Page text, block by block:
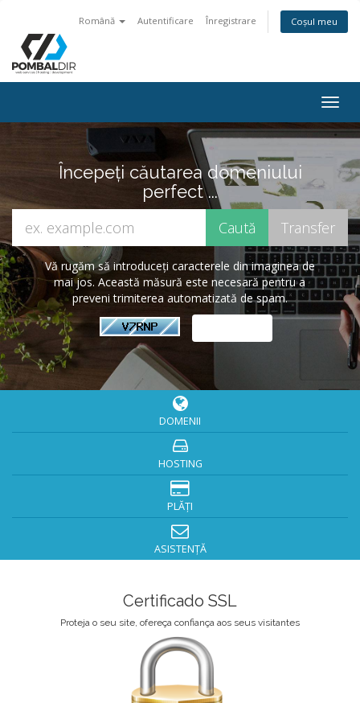
Română Autentificare Înregistrare Coșul meu
Începeți căutarea domeniului
perfect ...
Vă rugăm să introduceți caracterele din imaginea de
mai jos. Această măsură este necesară pentru a
preveni trimiterea automatizată de spam.
DOMENII
HOSTING
PLĂȚI
ASISTENȚĂ
Certificado SSL
Proteja o seu site, ofereça confiança aos seus visitantes